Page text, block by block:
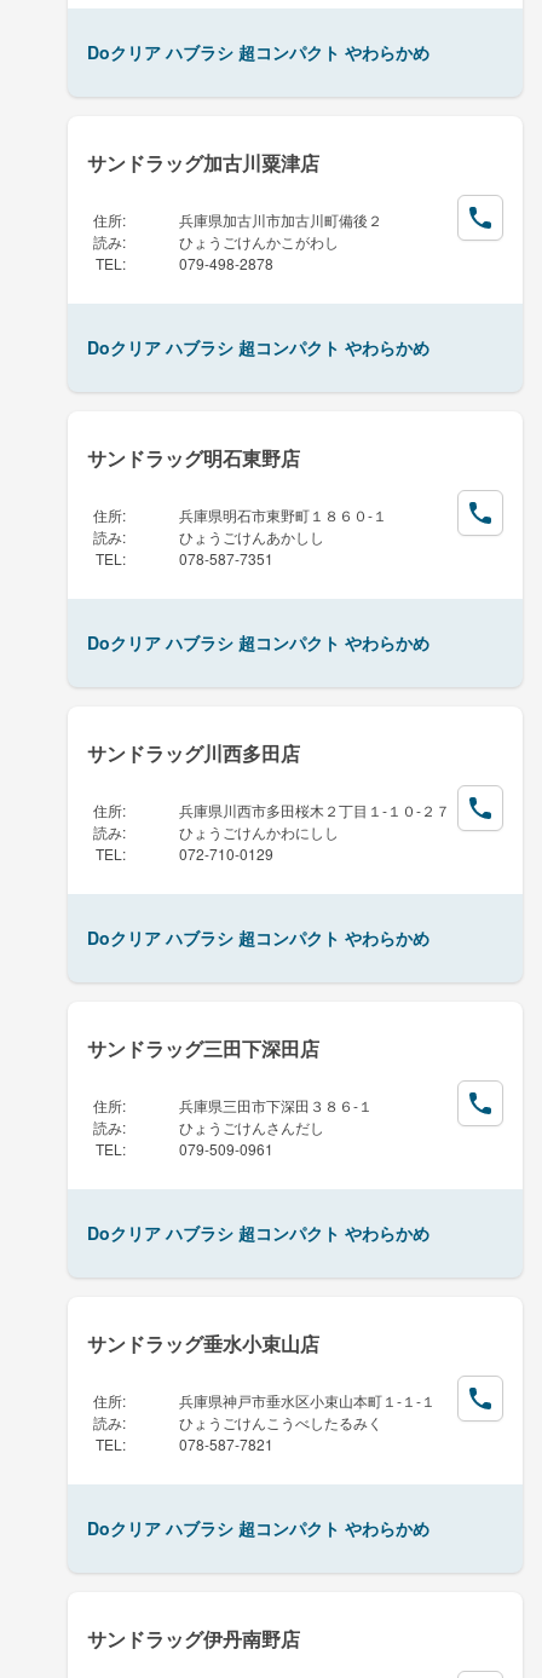
Doクリア ハブラシ 超コンパクト やわらかめ
サンドラッグ加古川粟津店
住所:
兵庫県加古川市加古川町備後２
読み:
ひょうごけんかこがわし
TEL : 079-498-2878
Doクリア ハブラシ 超コンパクト やわらかめ
サンドラッグ明石東野店
住所:
兵庫県明石市東野町１８６０-１
読み:
ひょうごけんあかしし
TEL : 078-587-7351
Doクリア ハブラシ 超コンパクト やわらかめ
サンドラッグ川西多田店
住所:
兵庫県川西市多田桜木２丁目１-１０-２７
読み:
ひょうごけんかわにしし
TEL : 072-710-0129
Doクリア ハブラシ 超コンパクト やわらかめ
サンドラッグ三田下深田店
住所:
兵庫県三田市下深田３８６-１
読み:
ひょうごけんさんだし
TEL : 079-509-0961
Doクリア ハブラシ 超コンパクト やわらかめ
サンドラッグ垂水小束山店
住所:
兵庫県神戸市垂水区小束山本町１-１-１
読み:
ひょうごけんこうべしたるみく
TEL : 078-587-7821
Doクリア ハブラシ 超コンパクト やわらかめ
サンドラッグ伊丹南野店